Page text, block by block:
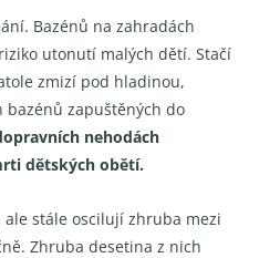
Bazénů na zahradách
utonutí malých dětí. Stačí
zmizí pod hladinou,
bazénů zapuštěných do
nehodách
dětských obětí.
ale stále oscilují zhruba mezi
Zhruba desetina z nich